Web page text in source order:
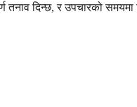
दिन्छ, र उपचारको समयमा